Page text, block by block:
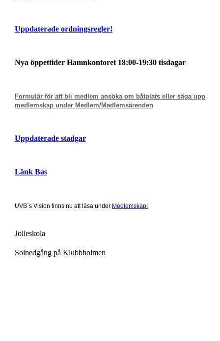
Uppdaterade ordningsregler!
Nya öppettider Hamnkontoret 18:00-19:30 tisdagar
Formulär för att bli medlem ansöka om båtplats eller säga upp
medlemskap under Medlem/Medlemsärenden
Uppdaterade stadgar
Länk Bas
UVB´s Vision finns nu att läsa under Medlemskap!
Jolleskola
Solnedgång på Klubbholmen